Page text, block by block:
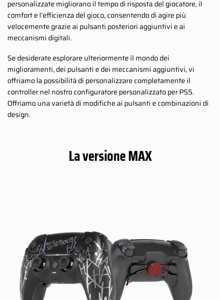
personalizzate migliorano il tempo di risposta del giocatore, il
comfort e l'efficienza del gioco, consentendo di agire più
velocemente grazie ai pulsanti posteriori aggiuntivi e ai
meccanismi digitali.
Se desiderate esplorare ulteriormente il mondo dei
miglioramenti, dei pulsanti e dei meccanismi aggiuntivi, vi
offriamo la possibilità di personalizzare completamente il
controller nel nostro configuratore personalizzato per PS5.
Offriamo una varietà di modifiche ai pulsanti e combinazioni di
design.
La versione MAX